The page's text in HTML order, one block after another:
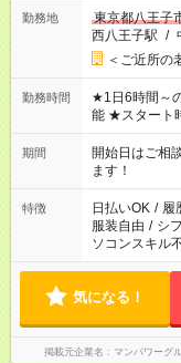
勤務地
東京都八王子
西八王子駅 /
＜ご近所の
勤務時間
★1日6時間～の時短シフトOK
能 ★スタート
20:00 など 残業なし！ ※Wワークの場
週40時間超の
間以上勤務は
（日雇い派遣
案内が難しい
期間
開始日はご相
ます！
特徴 日払いOK / 履
服装自由 / シ
ソコンスキル
気になる！
掲載元企業名 マンパワーグ